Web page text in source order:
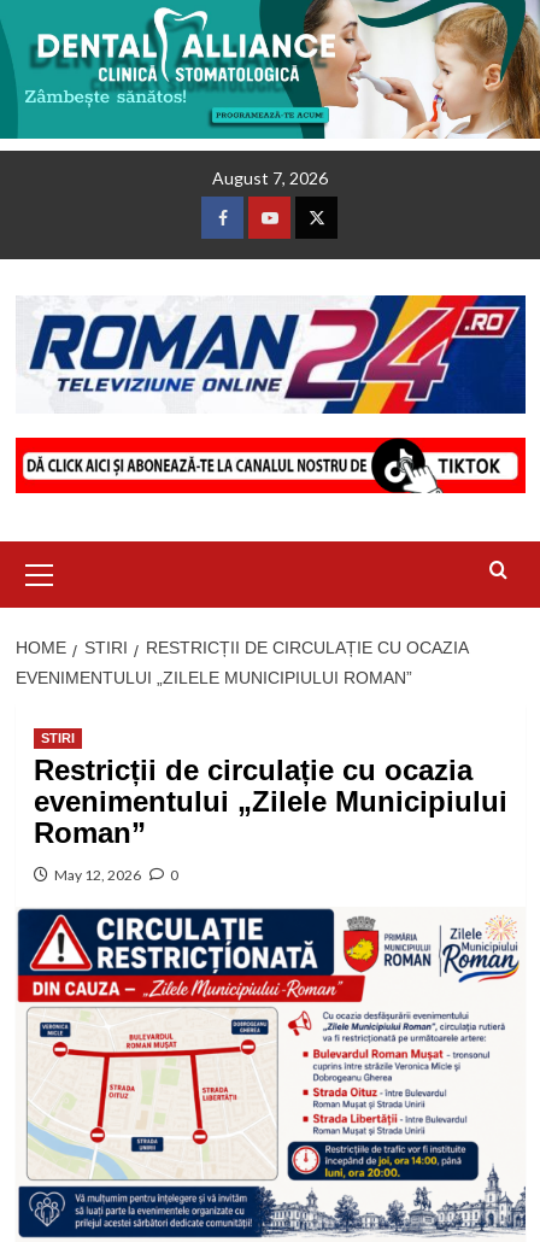
August 7, 2026
FacebookYoutubeTwitter
Menu
HOME STIRI
RESTRICȚII DE CIRCULAȚIE CU OCAZIA
EVENIMENTULUI „ZILELE MUNICIPIULUI ROMAN”
STIRI
Restricții de circulație cu ocazia
evenimentului „Zilele Municipiului
Roman”
May 12, 2026 0